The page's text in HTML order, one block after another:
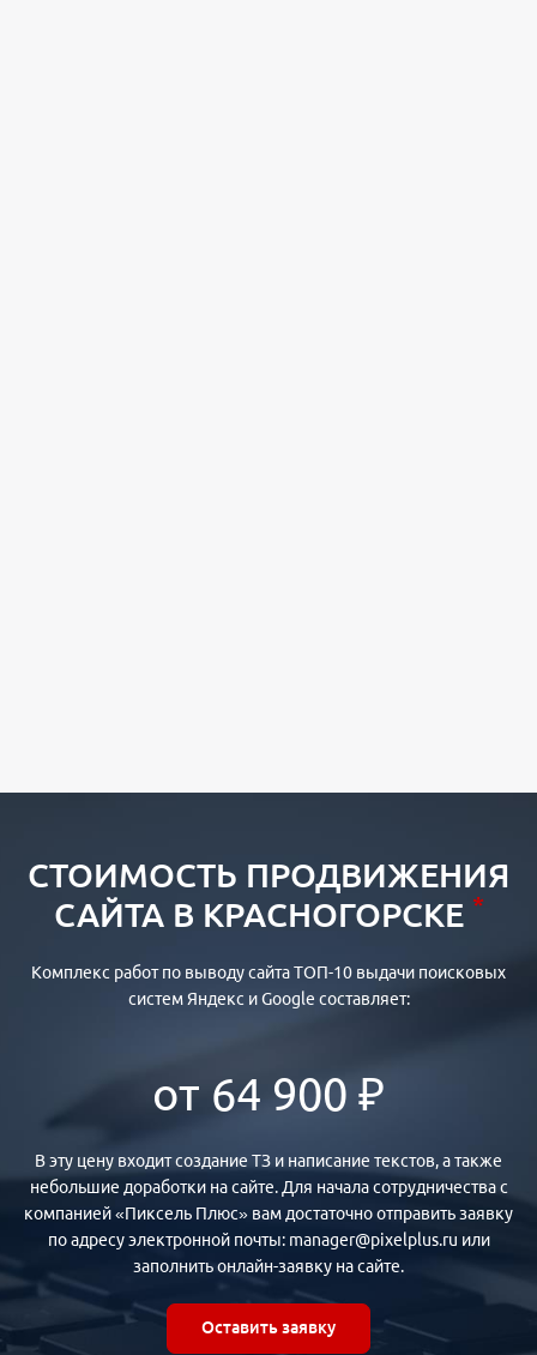
СТОИМОСТЬ ПРОДВИЖЕНИЯ
САЙТА В КРАСНОГОРСКЕ *
Комплекс работ по выводу сайта ТОП-10 выдачи поисковых
систем Яндекс и Google составляет:
от 64 900 ₽
В эту цену входит создание ТЗ и написание текстов, а также
небольшие доработки на сайте. Для начала сотрудничества с
компанией «Пиксель Плюс» вам достаточно отправить заявку
по адресу электронной почты: manager@pixelplus.ru или
заполнить онлайн-заявку на сайте.
Оставить заявку